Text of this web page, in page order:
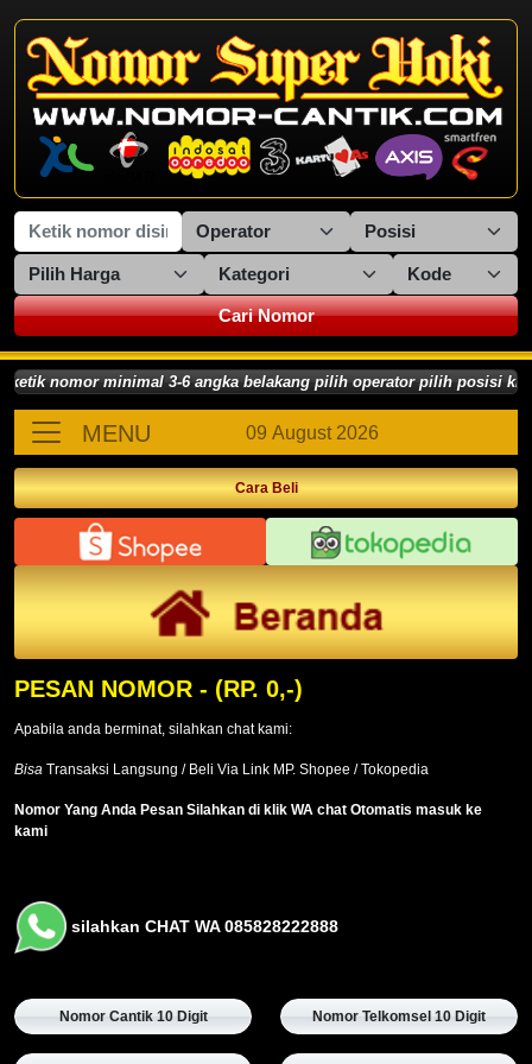
Cari Nomor
nomor minimal 3-6 angka belakang pilih operator pilih posisi
MENU 09 August 2026
Cara Beli
PESAN NOMOR - (RP. 0,-)
Apabila anda berminat, silahkan chat kami:
Bisa Transaksi Langsung / Beli Via Link MP. Shopee / Tokopedia
Nomor Yang Anda Pesan Silahkan di klik WA chat Otomatis masuk ke
kami
silahkan CHAT WA 085828222888
Nomor Cantik 10 Digit Nomor Telkomsel 10 Digit